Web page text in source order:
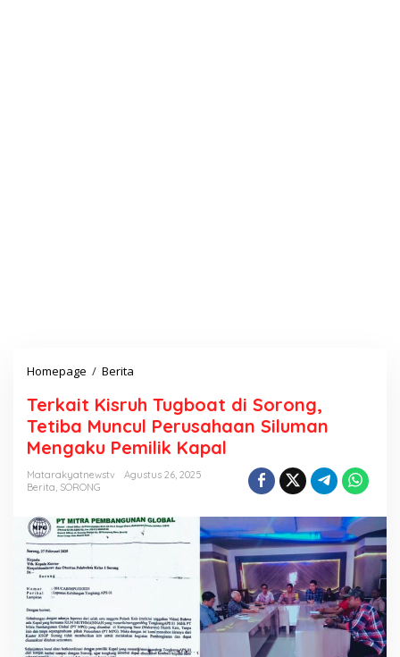
Homepage / Berita
r
k
a
i
i
s
T
u
Terkait Kisruh Tugboat di Sorong,
Tetiba Muncul Perusahaan Siluman
Mengaku Pemilik Kapal
Matarakyatnewstv
Agustus 26, 2025
Berita, SORONG